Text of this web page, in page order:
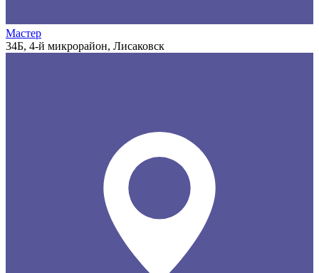
Мастер
34Б, 4-й микрорайон, Лисаковск